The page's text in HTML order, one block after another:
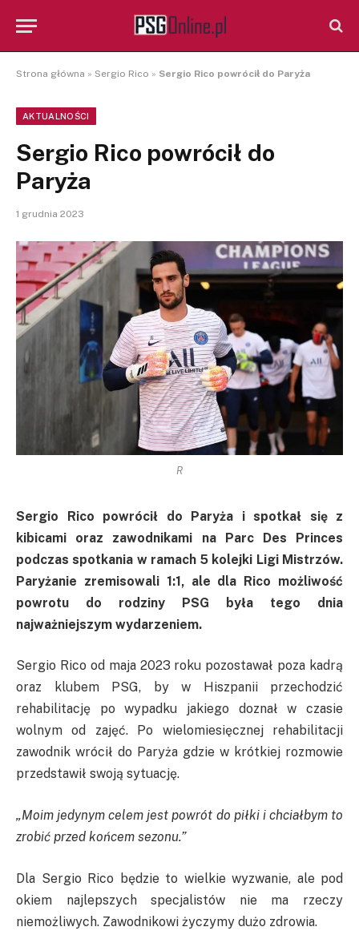
Strona główna » Sergio Rico » Sergio Rico powrócił do Paryża
AKTUALNOŚCI
Sergio Rico powrócił do
Paryża
1 grudnia 2023
R
Sergio Rico powrócił do Paryża i spotkał się z
kibicami oraz zawodnikami na Parc Des Princes
podczas spotkania w ramach 5 kolejki Ligi Mistrzów.
Paryżanie zremisowali 1:1, ale dla Rico możliwość
powrotu do rodziny PSG była tego dnia
najważniejszym wydarzeniem.
Sergio Rico od maja 2023 roku pozostawał poza kadrą
oraz klubem PSG, by w Hiszpanii przechodzić
rehabilitację po wypadku jakiego doznał w czasie
wolnym od zajęć. Po wielomiesięcznej rehabilitacji
zawodnik wrócił do Paryża gdzie w krótkiej rozmowie
przedstawił swoją sytuację.
„Moim jedynym celem jest powrót do piłki i chciałbym to
zrobić przed końcem sezonu.”
Dla Sergio Rico będzie to wielkie wyzwanie, ale pod
okiem najlepszych specjalistów nie ma rzeczy
niemożliwych. Zawodnikowi życzymy dużo zdrowia.